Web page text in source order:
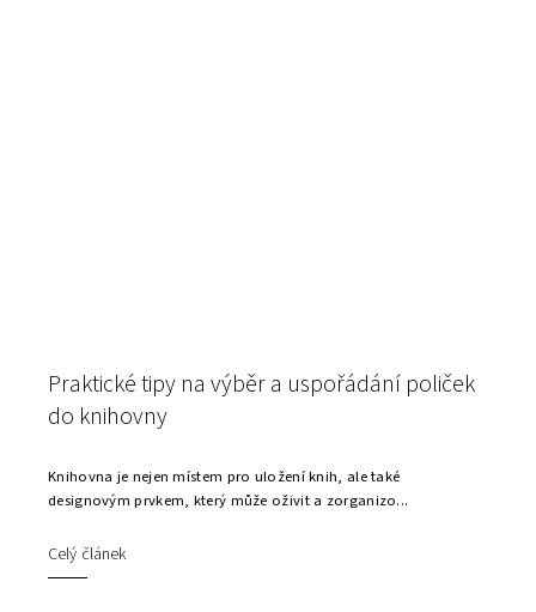
Praktické tipy na výběr a uspořádání poliček
do knihovny
Knihovna je nejen místem pro uložení knih, ale také
designovým prvkem, který může oživit a zorganizo...
Celý článek